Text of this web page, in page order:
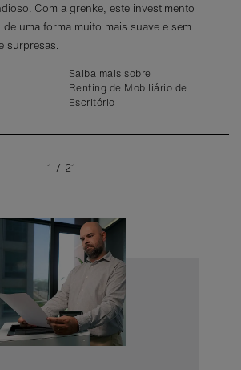
Com a grenke, este investimento
uma forma muito mais suave e sem
surpresas.
Saiba mais sobre
Renting de Mobiliário de
Escritório
Saiba mais sobre Renting
Informático e
Saiba mais sobre Renting
Fotocopiadoras
Saiba mais sobre
Empilhadores
Renting de Máquinas de
Café
Saiba mais sobre
Renting de
Saiba mais sobre
Renting para a
Mobilidade Elétrica
Saiba mais sobre o
1 / 21